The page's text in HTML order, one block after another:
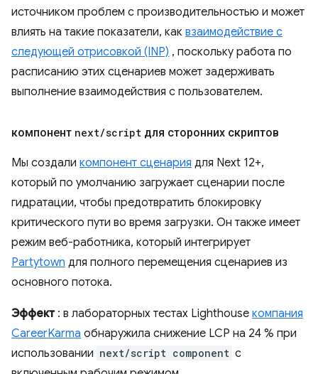
источником проблем с производительностью и может
влиять на такие показатели, как взаимодействие с
следующей отрисовкой (INP) , поскольку работа по
расписанию этих сценариев может задерживать
выполнение взаимодействия с пользователем.
компонент next/script для сторонних скриптов
Мы создали компонент сценария для Next 12+,
который по умолчанию загружает сценарии после
гидратации, чтобы предотвратить блокировку
критического пути во время загрузки. Он также имеет
режим веб-работника, который интегрирует
Partytown для полного перемещения сценариев из
основного потока.
Эффект: в лабораторных тестах Lighthouse компания
CareerKarma обнаружила снижение LCP на 24 % при
использовании next/script component с